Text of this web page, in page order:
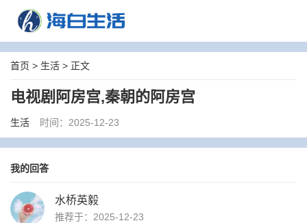
首页 > 生活 > 正文
电视剧阿房宫,秦朝的阿房宫
生活 时间：2025-12-23
我的回答
水桥英毅
推荐于：2025-12-23